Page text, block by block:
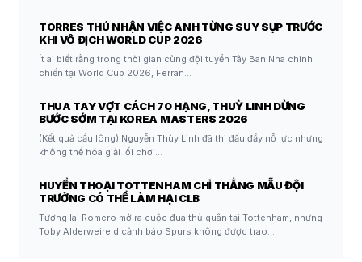
TORRES THÚ NHẬN VIỆC ANH TỪNG SUY SỤP TRƯỚC
KHI VÔ ĐỊCH WORLD CUP 2026
Ít ai biết rằng trong thời gian cùng đội tuyển Tây Ban Nha chinh
chiến tại World Cup 2026, Ferran…
THUA TAY VỢT CÁCH 70 HẠNG, THUỲ LINH DỪNG
BƯỚC SỚM TẠI KOREA MASTERS 2026
(Kết quả cầu lông) Nguyễn Thùy Linh đã thi đấu đầy nỗ lực nhưng
không thể hóa giải lối chơi…
HUYỀN THOẠI TOTTENHAM CHỈ THẲNG MẪU ĐỘI
TRƯỞNG CÓ THỂ LÀM HẠI CLB
Tương lai Romero mở ra cuộc đua thủ quân tại Tottenham, nhưng
Toby Alderweireld cảnh báo Spurs không được trao…